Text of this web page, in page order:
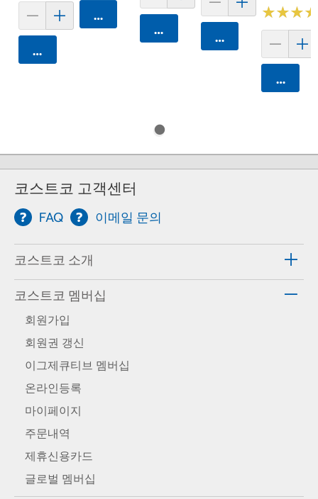
카트에 담기
카트에 담기
카트에 담기
카트에 담기
★★★
★★★
카트에
코스트코 고객센터
FAQ 이메일 문의
코스트코 소개
코스트코 멤버십
회원가입
회원권 갱신
이그제큐티브 멤버십
온라인등록
마이페이지
주문내역
제휴신용카드
글로벌 멤버십